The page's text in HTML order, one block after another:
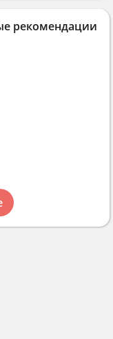
рекомендации